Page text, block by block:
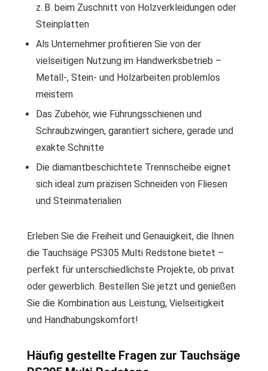
z. B. beim Zuschnitt von Holzverkleidungen oder
Steinplatten
Als Unternehmer profitieren Sie von der
vielseitigen Nutzung im Handwerksbetrieb –
Metall-, Stein- und Holzarbeiten problemlos
meistern
Das Zubehör, wie Führungsschienen und
Schraubzwingen, garantiert sichere, gerade und
exakte Schnitte
Die diamantbeschichtete Trennscheibe eignet
sich ideal zum präzisen Schneiden von Fliesen
und Steinmaterialien
Erleben Sie die Freiheit und Genauigkeit, die Ihnen
die Tauchsäge PS305 Multi Redstone bietet –
perfekt für unterschiedlichste Projekte, ob privat
oder gewerblich. Bestellen Sie jetzt und genießen
Sie die Kombination aus Leistung, Vielseitigkeit
und Handhabungskomfort!
Häufig gestellte Fragen zur Tauchsäge